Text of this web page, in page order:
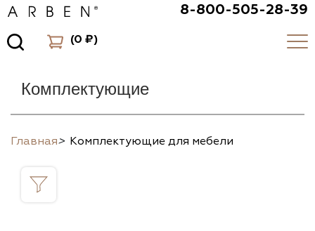
8-800-505-28-39
(0 ₽)
Комплектующие
Главная> Комплектующие для мебели